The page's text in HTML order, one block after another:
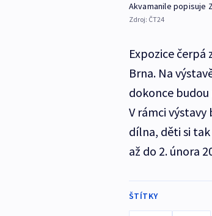
Akvamanile popisuje
Zdroj: ČT24
Expozice čerpá
Brna. Na
dokonce
V rámci
dílna, děti si
až do 2. února
ŠTÍTKY